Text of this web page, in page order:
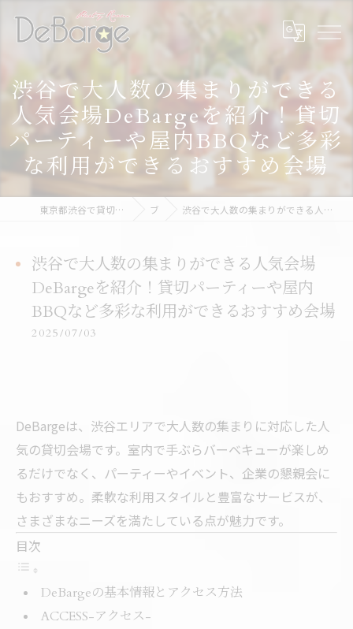
渋谷で大人数の集まりができる
人気会場DeBargeを紹介！貸切
パーティーや屋内BBQなど多彩
な利用ができるおすすめ会場
東京都渋谷で貸切なら渋谷貸切パーティー＆BBQデバージ - DeBarge ブログ 渋谷で大人数の集まりができる人気会場DeBargeを紹介！貸切パーティーや屋内BBQなど多彩な利用ができるおすすめ会場
渋谷で大人数の集まりができる人気会場
DeBargeを紹介！貸切パーティーや屋内
BBQなど多彩な利用ができるおすすめ会場
2025/07/03
DeBargeは、渋谷エリアで大人数の集まりに対応した人
気の貸切会場です。室内で手ぶらバーベキューが楽しめ
るだけでなく、パーティーやイベント、企業の懇親会に
もおすすめ。柔軟な利用スタイルと豊富なサービスが、
さまざまなニーズを満たしている点が魅力です。
目次
DeBargeの基本情報とアクセス方法
ACCESS-アクセス-